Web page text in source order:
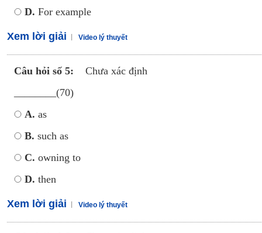
D. For example
Xem lời giải Video lý thuyết
Câu hỏi số 5:
Chưa xác định
________(70)
A. as
B. such as
C. owning to
D. then
Xem lời giải Video lý thuyết